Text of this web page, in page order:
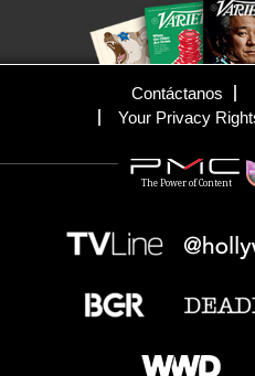
Contáctanos
Your Privacy
The Power of Content